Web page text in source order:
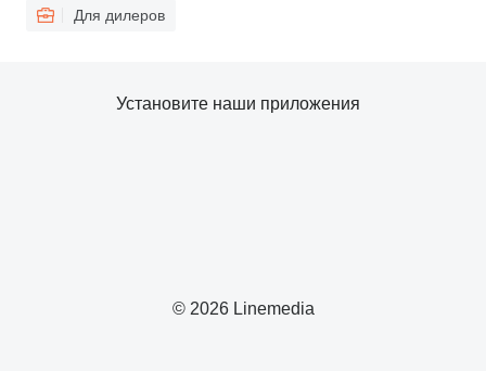
Для дилеров
© 2026 Linemedia
Установите наши приложения